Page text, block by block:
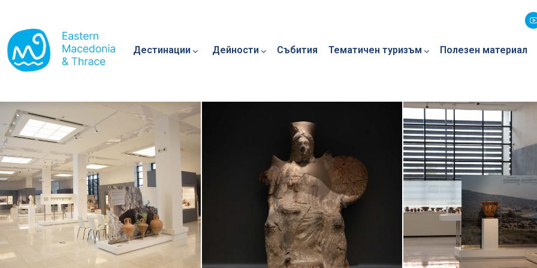
Дестинации Дейности Събития Тематичен туризъм Полезен материал